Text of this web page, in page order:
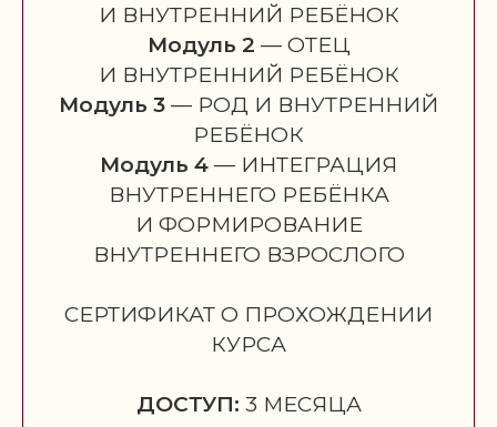
И ВНУТРЕННИЙ РЕБЁНОК
Модуль 2 — ОТЕЦ
И ВНУТРЕННИЙ РЕБЁНОК
Модуль 3 — РОД И ВНУТРЕННИЙ
РЕБЁНОК
Модуль 4 — ИНТЕГРАЦИЯ
ВНУТРЕННЕГО РЕБЁНКА
И ФОРМИРОВАНИЕ
ВНУТРЕННЕГО ВЗРОСЛОГО
СЕРТИФИКАТ О ПРОХОЖДЕНИИ
КУРСА
ДОСТУП: 3 МЕСЯЦА
ЗАДАТЬ ВОПРОС
[ ОТЗЫВЫ ]
ОТЗЫВЫ
О ПРОХОЖДЕНИИ КУРСА